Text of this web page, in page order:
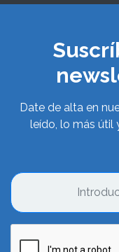
Date de alta en
leído, lo más útil